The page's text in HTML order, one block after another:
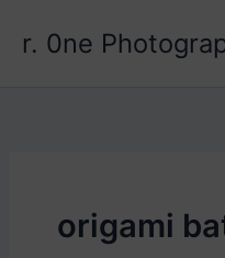
r. 0ne
origami